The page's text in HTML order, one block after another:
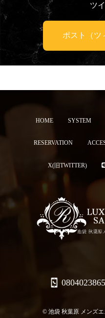
ツ
ポスト（ツ
HOME SYSTEM
RESERVATION
X(旧TWITTER)
© 池袋 秋葉原 メンズ